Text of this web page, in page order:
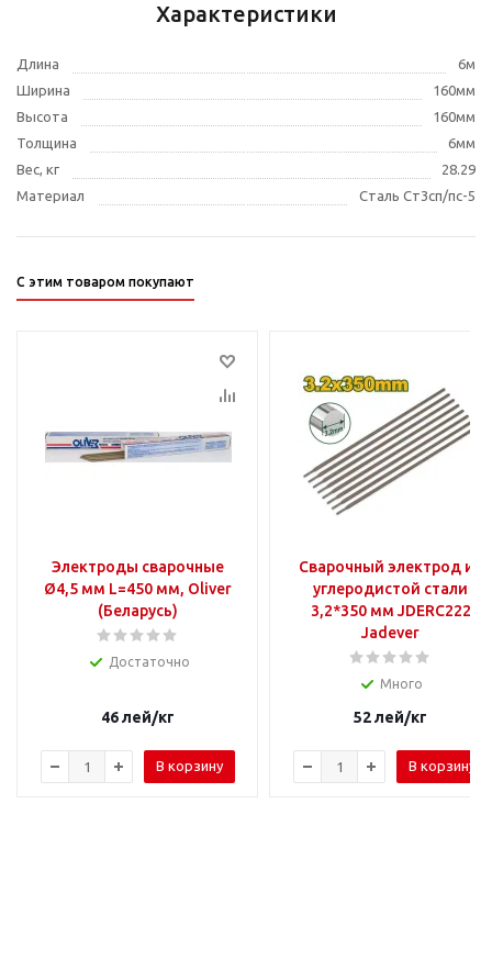
Характеристики
Длина
6м
Ширина
160мм
Высота
160мм
Толщина
6мм
Вес, кг
28.29
Материал
Сталь Ст3сп/пс-5
С этим товаром покупают
Электроды сварочные
Ø4,5 мм L=450 мм, Oliver
(Беларусь)
Достаточно
46лей/кг
В корзину
Сварочный электрод из
углеродистой стали
3,2*350 мм JDERC222
Jadever
Много
52лей/кг
В корзину